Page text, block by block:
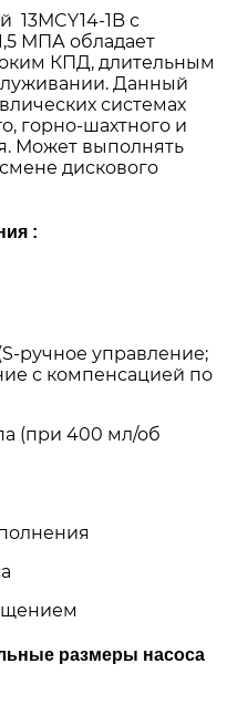
13МCY14-1B с
МПА обладает
КПД, длительным
Данный
системах
горно-шахтного и
Может выполнять
дискового
:
ручное управление;
с компенсацией по
(при 400 мл/об
размеры насоса